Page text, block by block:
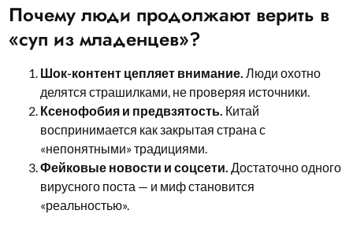
Почему люди продолжают верить в
«суп из младенцев»?
Шок-контент цепляет внимание. Люди охотно
делятся страшилками, не проверяя источники.
Ксенофобия и предвзятость. Китай
воспринимается как закрытая страна с
«непонятными» традициями.
Фейковые новости и соцсети. Достаточно одного
вирусного поста — и миф становится
«реальностью».